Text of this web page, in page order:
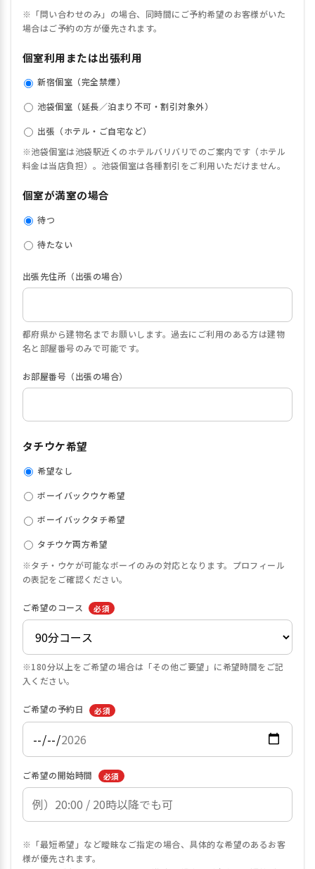
※「問い合わせのみ」の場合、同時間にご予約希望のお客様がいた
場合はご予約の方が優先されます。
個室利用または出張利用
新宿個室（完全禁煙）
池袋個室（延長／泊まり不可・割引対象外）
出張（ホテル・ご自宅など）
※池袋個室は池袋駅近くのホテルバリバリでのご案内です（ホテル
料金は当店負担）。池袋個室は各種割引をご利用いただけません。
個室が満室の場合
待つ
待たない
出張先住所（出張の場合）
都府県から建物名までお願いします。過去にご利用のある方は建物
名と部屋番号のみで可能です。
お部屋番号（出張の場合）
タチウケ希望
希望なし
ボーイバックウケ希望
ボーイバックタチ希望
タチウケ両方希望
※タチ・ウケが可能なボーイのみの対応となります。プロフィール
の表記をご確認ください。
ご希望のコース 必須
※180分以上をご希望の場合は「その他ご要望」に希望時間をご記
入ください。
ご希望の予約日 必須
ご希望の開始時間 必須
※「最短希望」など曖昧なご指定の場合、具体的な希望のあるお客
様が優先されます。